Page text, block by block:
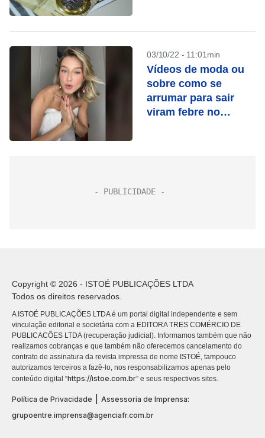
03/10/22 - 11:01min
Vídeos de moda ou
sobre como se
arrumar para sair
viram febre no
Copyright © 2026 - ISTOÉ PUBLICAÇÕES LTDA
Todos os direitos reservados.
A ISTOÉ PUBLICAÇÕES LTDA é um portal digital independente e sem
vinculação editorial e societária com a EDITORA TRES COMÉRCIO DE
PUBLICACÕES LTDA (recuperação judicial). Informamos também que não
realizamos cobranças e que também não oferecemos cancelamento do
contrato de assinatura da revista impressa de nome ISTOÉ, tampouco
autorizamos terceiros a fazê-lo, nos responsabilizamos apenas pelo
conteúdo digital “https://istoe.com.br” e seus respectivos sites.
Política de Privacidade
Assessoria de Imprensa:
grupoentre.imprensa@agenciafr.com.br